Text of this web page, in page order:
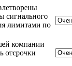
сигнального
лимитами по
компании
отсрочки